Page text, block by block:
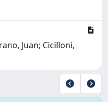
Juan; Cicilloni,